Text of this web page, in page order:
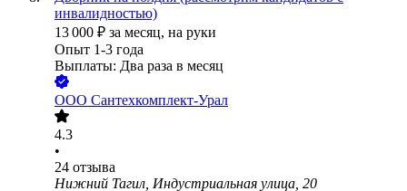
инвалидностью)
13 000 ₽ за месяц, на руки
Опыт 1-3 года
Выплаты: Два раза в месяц
ООО Сантехкомплект-Урал
4.3
•
24 отзыва
Нижний Тагил, Индустриальная улица, 20